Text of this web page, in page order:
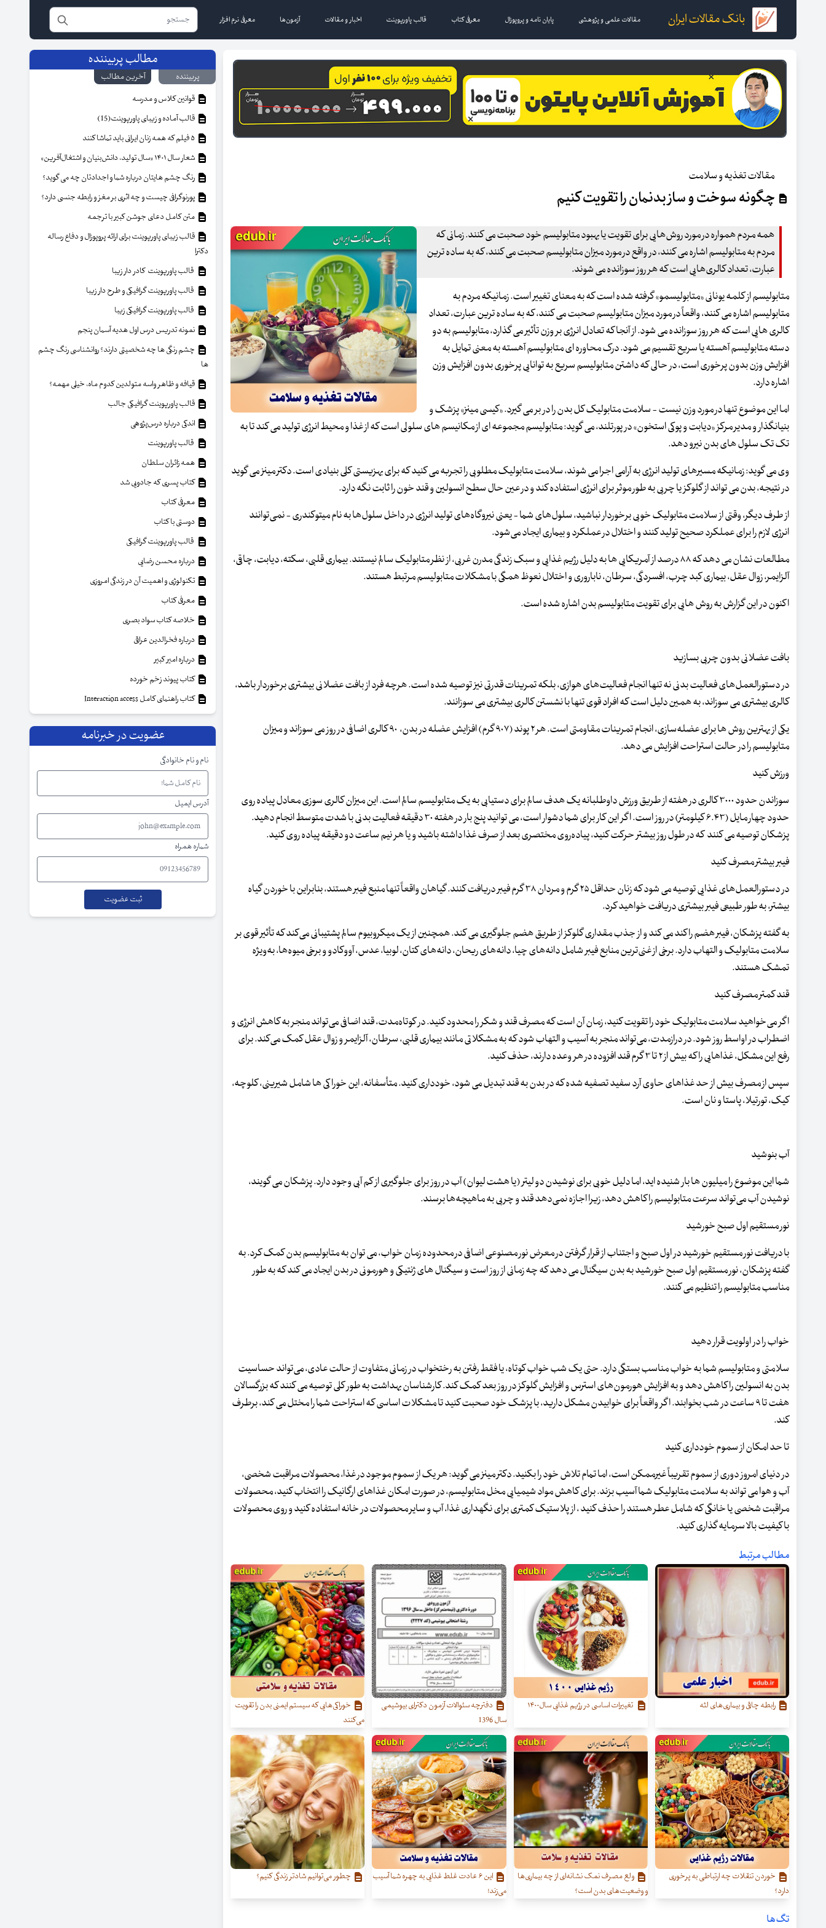
بانک مقالات ایران مقالات علمی و پژوهشی پایان نامه و پروپوزال معرفی کتاب قالب پاورپوینت اخبار و مقالات آزمون‌ها معرفی نرم افزار
مقالات تغذیه و سلامت
چگونه سوخت و ساز بدنمان را تقویت کنیم
همه مردم همواره در مورد روش‌هایی برای تقویت یا بهبود متابولیسم خود صحبت می کنند. زمانی که
مردم به متابولیسم اشاره می کنند، در واقع در مورد میزان متابولیسم صحبت می کنند، که به ساده ترین
عبارت، تعداد کالری‌هایی است که هر روز سوزانده می شوند.
متابولیسم از کلمه یونانی «متابولیسمو» گرفته شده است که به معنای تغییر است. زمانیکه مردم به
متابولیسم اشاره می کنند، واقعاً در مورد میزان متابولیسم صحبت می کنند، که به ساده ترین عبارت، تعداد
کالری هایی است که هر روز سوزانده می شود. از آنجا که تعادل انرژی بر وزن تأثیر می گذارد، متابولیسم به دو
دسته متابولیسم آهسته یا سریع تقسیم می شود. درک محاوره ای متابولیسم آهسته به معنی تمایل به
افزایش وزن بدون پرخوری است، در حالی که داشتن متابولیسم سریع به توانایی پرخوری بدون افزایش وزن
اشاره دارد.
اما این موضوع تنها در مورد وزن نیست - سلامت متابولیک کل بدن را در بر می گیرد. «کیسی مینز» پزشک و
بنیانگذار و مدیر مرکز «دیابت و پوکی استخون» در پورتلند، می گوید: متابولیسم مجموعه ای از مکانیسم های سلولی است که از غذا و محیط انرژی تولید می کند تا به
تک تک سلول های بدن نیرو دهد.
وی می گوید: زمانیکه مسیرهای تولید انرژی به آرامی اجرا می شوند، سلامت متابولیک مطلوبی را تجربه می کنید که برای بهزیستی کلی بنیادی است. دکتر مینز می گوید
در نتیجه، بدن می تواند از گلوکز یا چربی به طور موثر برای انرژی استفاده کند و در عین حال سطح انسولین و قند خون را ثابت نگه دارد.
از طرف دیگر، وقتی از سلامت متابولیک خوبی برخوردار نباشید، سلول‌های شما - یعنی نیروگاه‌های تولید انرژی در داخل سلول‌ها به نام میتوکندری - نمی‌توانند
انرژی لازم را برای عملکرد صحیح تولید کنند و اختلال در عملکرد و بیماری ایجاد می‌شود.
مطالعات نشان می دهد که ۸۸ درصد از آمریکایی ها به دلیل رژیم غذایی و سبک زندگی مدرن غربی، از نظر متابولیک سالم نیستند. بیماری قلبی، سکته، دیابت، چاقی،
آلزایمر، زوال عقل، بیماری کبد چرب، افسردگی، سرطان، ناباروری و اختلال نعوظ همگی با مشکلات متابولیسم مرتبط هستند.
اکنون در این گزارش به روش هایی برای تقویت متابولیسم بدن اشاره شده است.
بافت عضلانی بدون چربی بسازید
در دستورالعمل‌های فعالیت بدنی نه تنها انجام فعالیت‌های هوازی، بلکه تمرینات قدرتی نیز توصیه شده است. هرچه فرد از بافت عضلانی بیشتری برخوردار باشد،
کالری بیشتری می سوزاند، به همین دلیل است که افراد قوی تنها با نشستن کالری بیشتری می سوزانند.
یکی از بهترین روش ها برای عضله‌سازی، انجام تمرینات مقاومتی است. هر ۲ پوند (۹۰۷ گرم) افزایش عضله در بدن، ۹۰ کالری اضافی در روز می سوزاند و میزان
متابولیسم را در حالت استراحت افزایش می دهد.
ورزش کنید
سوزاندن حدود ۳۰۰۰ کالری در هفته از طریق ورزش داوطلبانه یک هدف سالم برای دستیابی به یک متابولیسم سالم است. این میزان کالری سوزی معادل پیاده روی
حدود چهار مایل (۶.۴۳ کیلومتر) در روز است. اگر این کار برای شما دشوار است، می توانید پنج بار در هفته ۳۰ دقیقه فعالیت بدنی با شدت متوسط انجام دهید.
پزشکان توصیه می کنند که در طول روز بیشتر حرکت کنید، پیاده‌روی مختصری بعد از صرف غذا داشته باشید و یا هر نیم ساعت دو دقیقه‌ پیاده روی کنید.
فیبر بیشتر مصرف کنید
در دستورالعمل‌های غذایی توصیه می‌ شود که زنان حداقل ۲۵ گرم و مردان ۳۸ گرم فیبر دریافت کنند. گیاهان واقعاً تنها منبع فیبر هستند، بنابراین با خوردن گیاه
بیشتر، به طور طبیعی فیبر بیشتری دریافت خواهید کرد.
به گفته پزشکان، فیبر هضم را کند می کند و از جذب مقداری گلوکز از طریق هضم جلوگیری می کند. همچنین از یک میکروبیوم سالم پشتیبانی می‌کند که تأثیر قوی بر
سلامت متابولیک و التهاب دارد. برخی از غنی‌ترین منابع فیبر شامل دانه‌های چیا، دانه‌های ریحان، دانه‌های کتان، لوبیا، عدس، آووکادو و برخی میوه‌ها، به‌ویژه
تمشک هستند.
قند کمتر مصرف کنید
اگر می‌خواهید سلامت متابولیک خود را تقویت کنید، زمان آن است که مصرف قند و شکر را محدود کنید. در کوتاه‌مدت، قند اضافی می‌تواند منجر به کاهش انرژی و
اضطراب در اواسط روز شود. در درازمدت، می‌تواند منجر به آسیب و التهاب شود که به مشکلاتی مانند بیماری قلبی، سرطان، آلزایمر و زوال عقل کمک می‌کند. برای
رفع این مشکل، غذاهایی را که بیش از ۲ تا ۳ گرم قند افزوده در هر وعده دارند، حذف کنید.
سپس از مصرف بیش از حد غذاهای حاوی آرد سفید تصفیه شده که در بدن به قند تبدیل می شود، خودداری کنید. متأسفانه، این خوراکی ها شامل شیرینی، کلوچه،
کیک، تورتیلا، پاستا و نان است.
آب بنوشید
شما این موضوع را میلیون ها بار شنیده اید، اما دلیل خوبی برای نوشیدن دو لیتر (یا هشت لیوان) آب در روز برای جلوگیری از کم آبی وجود دارد. پزشکان می گویند،
نوشیدن آب می‌تواند سرعت متابولیسم را کاهش دهد، زیرا اجازه نمی‌دهد قند و چربی به ماهیچه‌ها برسند.
نور مستقیم اول صبح خورشید
با دریافت نور مستقیم خورشید در اول صبح و اجتناب از قرار گرفتن در معرض نور مصنوعی اضافی در محدوده زمان خواب، می توان به متابولیسم بدن کمک کرد. به
گفته پزشکان، نور مستقیم اول صبح خورشید به بدن سیگنال می دهد که چه زمانی از روز است و سیگنال های ژنتیکی و هورمونی در بدن ایجاد می کند که به طور
مناسب متابولیسم را تنظیم می کنند.
خواب را در اولویت قرار دهید
سلامتی و متابولیسم شما به خواب مناسب بستگی دارد. حتی یک شب خواب کوتاه، یا فقط رفتن به رختخواب در زمانی متفاوت از حالت عادی، می‌تواند حساسیت
بدن به انسولین را کاهش دهد و به افزایش هورمون‌های استرس و افزایش گلوکز در روز بعد کمک کند. کارشناسان بهداشت به طور کلی توصیه می کنند که بزرگسالان
هفت تا ۹ ساعت در شب بخوابند. اگر واقعاً برای خوابیدن مشکل دارید، با پزشک خود صحبت کنید تا مشکلات اساسی که استراحت شما را مختل می کند، برطرف
کند.
تا حد امکان از سموم خودداری کنید
در دنیای امروز دوری از سموم تقریباً غیرممکن است، اما تمام تلاش خود را بکنید. دکتر مینز می گوید: هر یک از سموم موجود در غذا، محصولات مراقبت شخصی،
آب و هوا می تواند به سلامت متابولیک شما آسیب بزند. برای کاهش مواد شیمیایی مخل متابولیسم، در صورت امکان غذاهای ارگانیک را انتخاب کنید، محصولات
مراقبت شخصی یا خانگی که شامل عطر هستند را حذف کنید ، از پلاستیک کمتری برای نگهداری غذا، آب و سایر محصولات در خانه استفاده کنید و روی محصولات
با کیفیت بالا سرمایه گذاری کنید.
مطالب مرتبط
رابطه چاقی و بیماری‌های لثه تغییرات اساسی در رژیم غذایی سال۱۴۰۰
دفترچه سئوالات آزمون دکترای بیوشیمی
سال 1396
خوراکی‌هایی که سیستم ایمنی بدن را تقویت
می‌کنند
خوردن تنقلات چه ارتباطی به پرخوری
دارد؟
ولع مصرف نمک نشانه‌ای از چه بیماری‌ها
و وضعیت‌های بدن است؟
این ۶ عادت غلط غذایی به چهره شما آسیب
می‌زند!
چطور می‌توانیم شادتر زندگی کنیم؟
تگ‌ها
مطالب پربیننده
پربیننده
آخرین مطالب
قوانین کلاس و مدرسه
قالب آماده و زیبای پاورپوینت(15)
شعار سال ۱۴۰۱ «سال تولید، دانش‌بنیان و اشتغال‌آفرین»
رنگ چشم هایتان درباره شما و اجدادتان چه می گوید؟
پورنوگرافی چیست و چه اثری بر مغز و رابطه جنسی دارد؟
متن کامل دعای جوشن کبیر با ترجمه
قالب زیبای پاورپوینت برای ارائه پروپوزال و دفاع رساله
دکترا
قالب پاورپوینت کادر دار زیبا
قالب پاورپوینت گرافیکی و طرح دار زیبا
قالب پاورپوینت گرافیکی زیبا
نمونه تدریس درس اول هدیه آسمان پنجم
چشم رنگی ها چه شخصیتی دارند؟ روانشناسی رنگ چشم
ها
قیافه و ظاهر واسه متولدین کدوم ماه، خیلی مهمه؟
قالب پاورپوینت گرافیکی جالب
اندکی درباره درس‌پژوهی
قالب پاورپوینت
همه زائران سلطان
کتاب پسری که جادویی شد
معرفی کتاب
دوستی با کتاب
قالب پاورپوینت گرافیکی
درباره محسن رضایی
تکنولوژی و اهمیت آن در زندگی امروزی
معرفی کتاب
خلاصه کتاب سواد بصری
درباره فخرالدین عراقی
درباره امیر کبیر
کتاب پیوند زخم خورده
کتاب راهنمای کامل Interaction access
عضویت در خبرنامه
نام و نام خانوادگی
آدرس ایمیل
شماره همراه